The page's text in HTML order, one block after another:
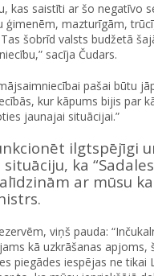
kas saistīti ar šo negatīvo
mazturīgām,
šobrīd valsts budžetā
sacīja Čudars.
pašai būtu
kur kāpums bijis par
jaunajai situācijai.”
ilgtspējīgi
ka
ar mūsu
viņš pauda:
kā uzkrāšanas
piegādes iespējas ne